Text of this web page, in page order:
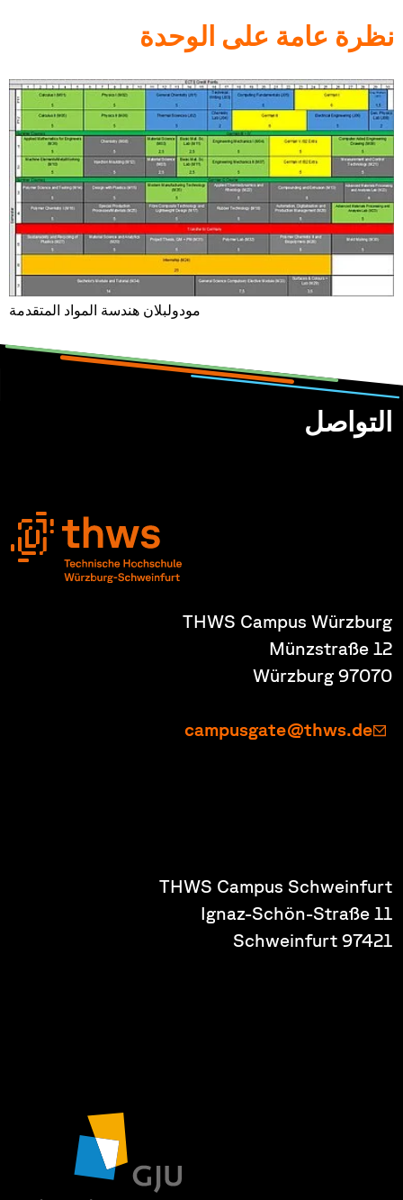
نظرة عامة على الوحدة
مودولبلان هندسة المواد المتقدمة
التواصل
THWS Campus Würzburg
Münzstraße 12
97070 Würzburg
campusgate@thws.de
THWS Campus Schweinfurt
Ignaz-Schön-Straße 11
97421 Schweinfurt